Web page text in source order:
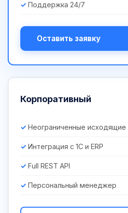
Поддержка 24/7
Оставить заявку
Корпоративный
Неограниченные исходящие
Интеграция с 1С и ERP
Full REST API
Персональный менеджер